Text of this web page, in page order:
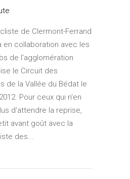
de Clermont-Ferrand
en collaboration avec les
de l'agglomération
le Circuit des
de la Vallée du Bédat le
Pour ceux qui n'en
d'attendre la reprise,
avant goût avec la
des...